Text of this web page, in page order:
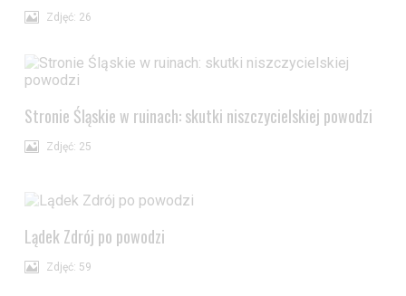
Zdjęć: 26
Stronie Śląskie w ruinach: skutki niszczycielskiej powodzi
Zdjęć: 25
Lądek Zdrój po powodzi
Zdjęć: 59